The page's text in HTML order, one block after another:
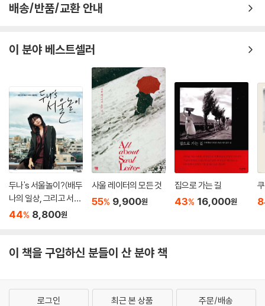
Q : 네, 이제 큰 질문이 남았군요. 감독님의 영화 세계에서 신이 존재하나
A : [긴 침묵] 신이 간섭합니다. ---「웨스 앤더슨 : 세 번째 인터뷰」중에서
츠바이크의 알프스 별장과 그랜드 부다페스트 호텔은 분명히 연결된다. 이
연결은 꼬리를 무는 연상 작용을 선언한다. 유럽의 사라진 과거를 찬양하
고 자신의 과거를 전하는 데 열중한 츠바이크, 자신이 사랑하는 호텔이 ‘빌
어먹게 추잡한 곰보 파시스트 개자식’의 손에 넘어가거나 폭격에 재가 될
지 모를 가능성을 미리 막으려는 구스타브, 구스타브의 스토리를 적당한
때에 전달하려는 늙은 제로, 프롤로그를 방해하다가 옆에 서 있는 손자로
대표되는 미래 세대에게 다시 스토리를 전달하려는 ‘작가’. 이 모든 노력이
멘들 빵집의 분홍색 상자에 담겨 묘지 시퀀스에서 리본으로 묶인다. 영화
는 책이고, 책은 제로의 스토리고, 제로의 스토리는 구스타브의 스토리고,
구스타브의 스토리는 그랜드 부다페스트이고, 그랜드 부다페스트는 츠바
이크의 알프스 별장이고 오스트리아고 유럽이고 모든 것이다. 그리고 사라
---「어제의 세계들 by 알리 아리칸」중에서
나라는 것은 아무도 의심하지 않는다. 그러나 180cm가 넘는 키에 깡마른
움』에서 함께 작업했던 배우 안젤리카 휴스턴은 첫 만남에서 그를 십대 후
반으로 착각했다고 회상한다(웨스 앤더슨은 1969년생이다).
웨스 앤더슨에게 영화는 개인적 기억의 일부이기도 하다. 10살 때 부모가
이혼하자, 그는 거짓말과 난폭한 돌발행위로 학교생활을 망가뜨렸다. 그러
나 그의 상황을 알게 된 학교 선생님(조력자)이 영화광이던 그가 몰두할
수 있도록 다양한 장르를 희곡으로 써서 공연을 올리도록 배려해주었고,
앤더슨은 스스로 주연까지 겸하며 원치 않는 친구들에게 강제로 사인을 해
주는 등 만족스런 학창 시절을 보내게 되었다. 이후 연극과 문학으로 관심
사를 넓혀가던 웨스 앤더슨은 대학에서 운명적인 파트너 오언 윌슨을 만났
다. (오언 윌슨은 앤더슨의 모든 영화를 함께 쓰고, 연기하였다.)
몇백 달러와 앤더슨의 형에게 얻은 16mm 필름을 가지고 첫 영화를 만들
성공은 하지 못했지만 이 영화는 그의 번뜩이는 세계관을 보여주기에 충분
배송/반품/교환 안내
이 분야 베스트셀러
두나's 서울놀이?(배두
나의 일상, 그리고 서울
여행) : 상급
44% 8,800원
사울 레이터의 모든 것
55% 9,900원
집으로 가는 길
43% 16,000원
이 책을 구입하신 분들이 산 분야 책
로그인 최근 본 상품 주문/배송